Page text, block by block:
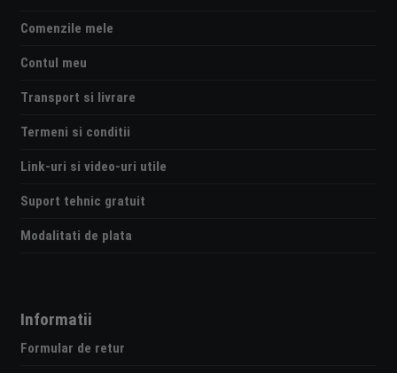
Comenzile mele
Contul meu
Transport si livrare
Termeni si conditii
Link-uri si video-uri utile
Suport tehnic gratuit
Modalitati de plata
Informatii
Formular de retur